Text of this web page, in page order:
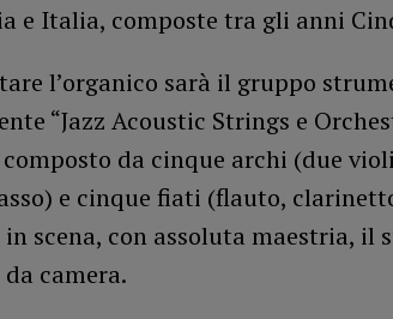
e Italia, composte tra gli anni
l’organico sarà il gruppo
“Jazz Acoustic Strings e
da cinque archi (due
e cinque fiati (flauto,
scena, con assoluta maestria, il
camera.